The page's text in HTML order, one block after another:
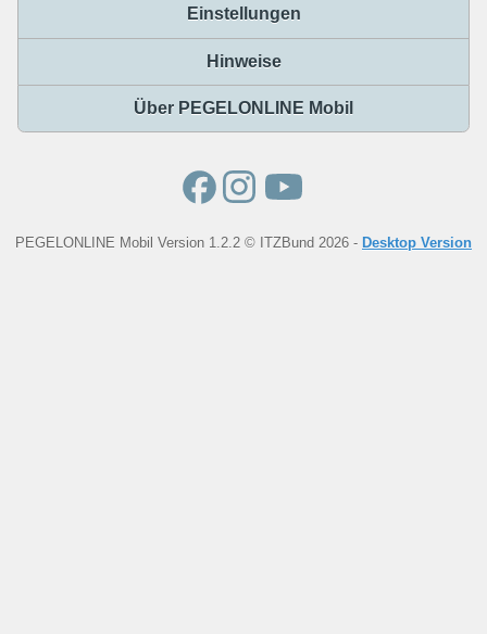
Einstellungen
Hinweise
Über PEGELONLINE Mobil
PEGELONLINE Mobil Version 1.2.2 © ITZBund 2026 - Desktop Version